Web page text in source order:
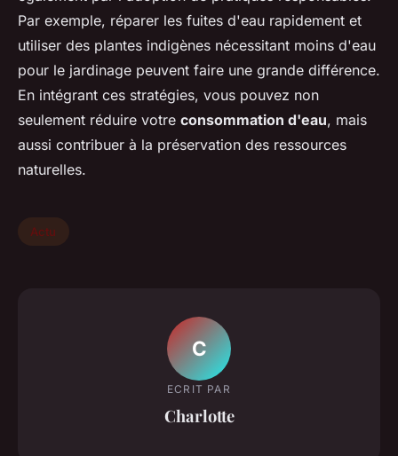
Par exemple, réparer les fuites d'eau rapidement et
utiliser des plantes indigènes nécessitant moins d'eau
pour le jardinage peuvent faire une grande différence.
En intégrant ces stratégies, vous pouvez non
seulement réduire votre consommation d'eau, mais
aussi contribuer à la préservation des ressources
naturelles.
Actu
C
ECRIT PAR
Charlotte